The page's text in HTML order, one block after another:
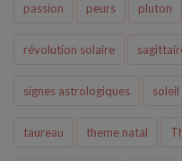
passion peurs pluton
révolution solaire
signes astrologiques soleil
taureau theme natal